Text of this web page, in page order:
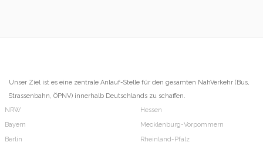
Unser Ziel ist es eine zentrale Anlauf-Stelle für den gesamten NahVerkehr (Bus,
Strassenbahn, ÖPNV) innerhalb Deutschlands zu schaffen.
NRW
Bayern
Berlin
Hessen
Mecklenburg-Vorpommern
Rheinland-Pfalz